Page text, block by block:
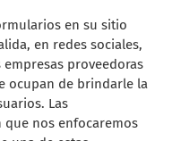
en su sitio
en redes sociales,
proveedoras
ocupan de brindarle la
Las
que nos enfocaremos